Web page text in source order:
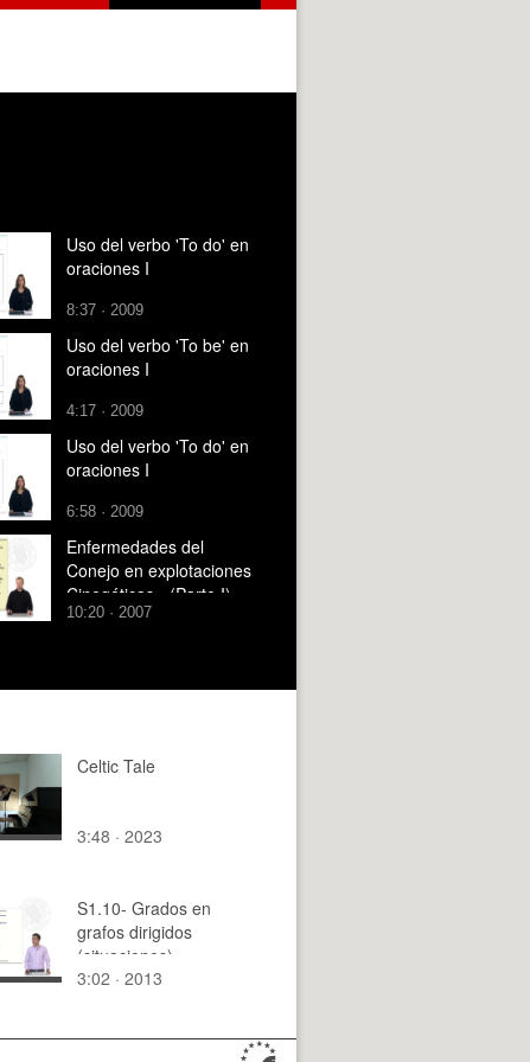
Uso del verbo 'To do' en
oraciones I
8:37 · 2009
Uso del verbo 'To be' en
oraciones I
4:17 · 2009
Uso del verbo 'To do' en
oraciones I
6:58 · 2009
Enfermedades del
Conejo en explotaciones
Cinegéticas - (Parte I)
10:20 · 2007
Celtic Tale
3:48 · 2023
S1.10- Grados en
grafos dirigidos
(situaciones)
3:02 · 2013